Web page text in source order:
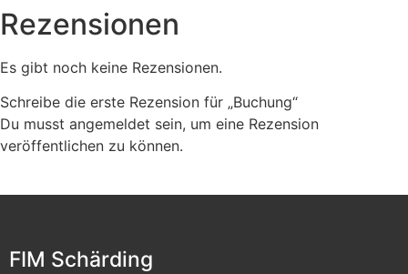
Rezensionen
Es gibt noch keine Rezensionen.
Schreibe die erste Rezension für „Buchung“
Du musst angemeldet sein, um eine Rezension
veröffentlichen zu können.
FIM Schärding